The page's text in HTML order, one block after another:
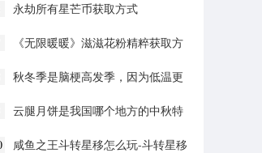
永劫所有星芒币获取方式
《无限暖暖》滋滋花粉精粹获取方
秋冬季是脑梗高发季，因为低温更
云腿月饼是我国哪个地方的中秋特
咸鱼之王斗转星移怎么玩-斗转星移